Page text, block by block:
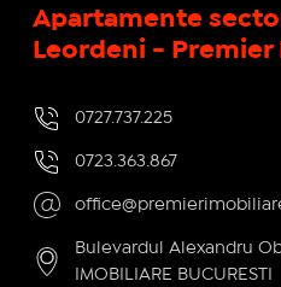
Apartamente
Leordeni -
0727.737.225
0723.363.867
Bulevardul Alexandru
IMOBILIARE BUCURESTI